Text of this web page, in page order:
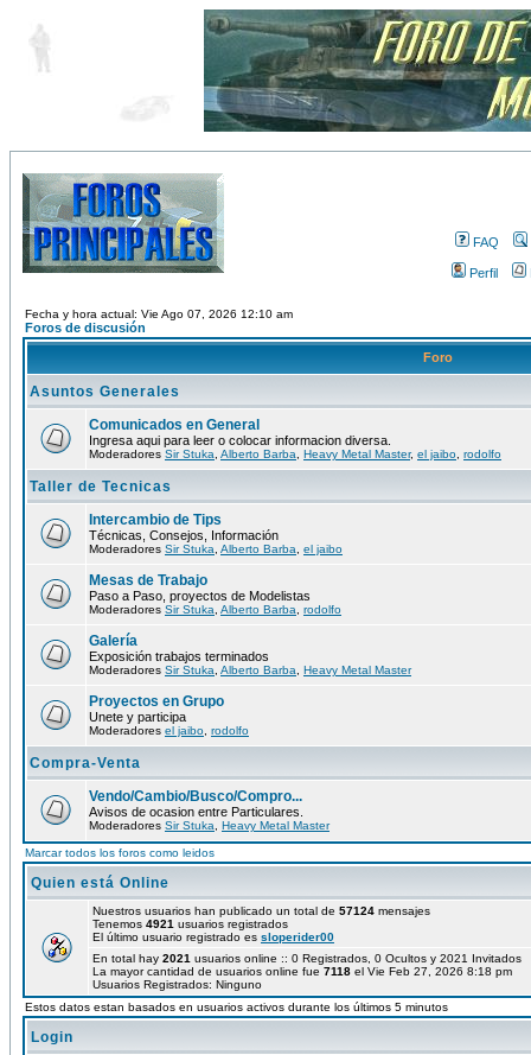
FAQ
Perfil
Fecha y hora actual: Vie Ago 07, 2026 12:10 am
Foros de discusión
Foro
Asuntos Generales
Comunicados en General
Ingresa aqui para leer o colocar informacion diversa.
Moderadores Sir Stuka Alberto Barba Heavy Metal Master, el jaibo rodolfo
Taller de Tecnicas
Intercambio de Tips
Técnicas, Consejos, Información
Moderadores Sir Stuka Alberto Barba el jaibo
Mesas de Trabajo
Paso a Paso, proyectos de Modelistas
Moderadores Sir Stuka Alberto Barba rodolfo
Galería
Exposición trabajos terminados
Moderadores Sir Stuka Alberto Barba Heavy Metal Master
Proyectos en Grupo
Unete y participa
Moderadores el jaibo rodolfo
Compra-Venta
Vendo/Cambio/Busco/Compro...
Avisos de ocasion entre Particulares.
Moderadores Sir Stuka Heavy Metal Master
Marcar todos los foros como leidos
Quien está Online
Nuestros usuarios han publicado un total de 57124 mensajes
Tenemos 4921 usuarios registrados
El último usuario registrado es sloperider00
En total hay 2021 usuarios online :: 0 Registrados, 0 Ocultos y 2021
La mayor cantidad de usuarios online fue 7118 el Vie Feb 27, 2026 8:18 pm
Usuarios Registrados: Ninguno
Estos datos estan basados en usuarios activos durante los últimos 5 minutos
Login